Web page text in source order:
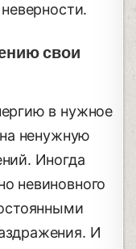
свои
в нужное
ненужную
Иногда
невиновного
И